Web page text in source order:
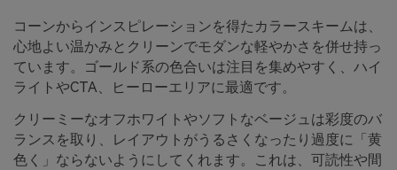
コーンからインスピレーションを得たカラースキームは、
心地よい温かみとクリーンでモダンな軽やかさを併せ持っ
ています。ゴールド系の色合いは注目を集めやすく、ハイ
ライトやCTA、ヒーローエリアに最適です。
クリーミーなオフホワイトやソフトなベージュは彩度のバ
ランスを取り、レイアウトがうるさくなったり過度に「黄
色く」ならないようにしてくれます。これは、可読性や間